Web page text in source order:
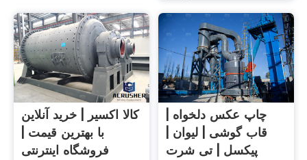
کالا اکسیر | خرید آنلاین
با بهترین قیمت |
فروشگاه اینترنتی
چاپ عکس دلخواه |
قاب گوشی | لیوان |
پیکسل | تی شرت